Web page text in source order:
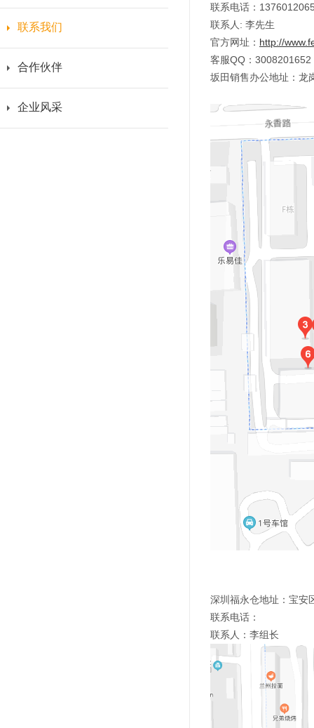
联系我们
合作伙伴
企业风采
联系电话：
联系人: 李先生
官方网址： http://
客服QQ：3008201652
坂田销售办公地址：龙
深圳福永仓地址：宝安
联系电话：
联系人：李组长